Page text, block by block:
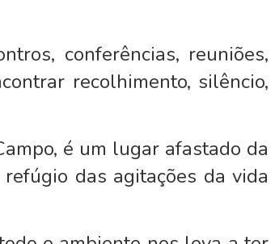
conferências, reuniões,
recolhimento, silêncio,
é um lugar afastado da
das agitações da vida